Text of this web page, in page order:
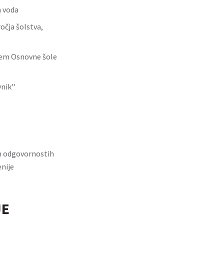
šolstva,
Osnovne šole
odgovornostih